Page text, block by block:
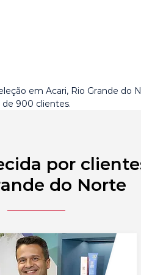
em Acari, Rio Grande do
de 900 clientes.
por
do Norte